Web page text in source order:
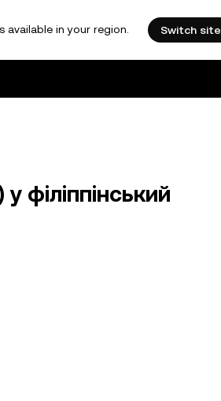
in your region. Switch site
філіппінський